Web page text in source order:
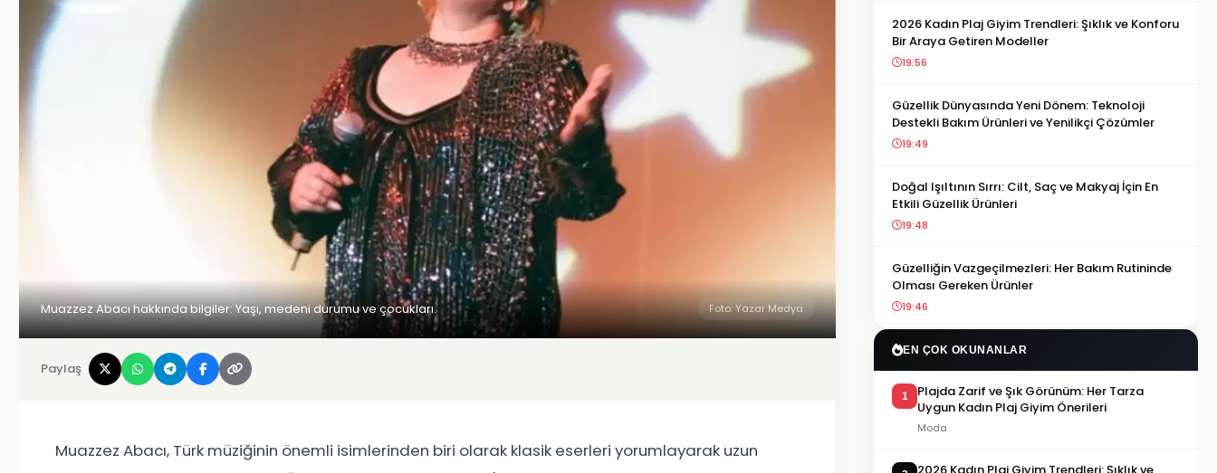
Muazzez Abacı hakkında bilgiler: Yaşı, medeni durumu ve çocukları. Foto: Yazar Medya
Paylaş
Muazzez Abacı, Türk müziğinin önemli isimlerinden biri olarak klasik eserleri yorumlayarak uzun
2026 Kadın Plaj Giyim Trendleri: Şıklık ve Konforu
Bir Araya Getiren Modeller
19:56
Güzellik Dünyasında Yeni Dönem: Teknoloji
Destekli Bakım Ürünleri ve Yenilikçi Çözümler
19:49
Doğal Işıltının Sırrı: Cilt, Saç ve Makyaj İçin En
Etkili Güzellik Ürünleri
19:48
Güzelliğin Vazgeçilmezleri: Her Bakım Rutininde
Olması Gereken Ürünler
19:46
EN ÇOK OKUNANLAR
1
Plajda Zarif ve Şık Görünüm: Her Tarza
Uygun Kadın Plaj Giyim Önerileri
Moda